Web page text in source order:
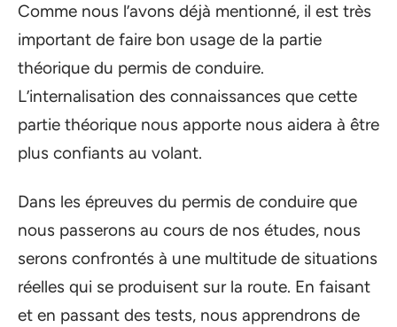
Comme nous l’avons déjà mentionné, il est très
important de faire bon usage de la partie
théorique du permis de conduire.
L’internalisation des connaissances que cette
partie théorique nous apporte nous aidera à être
plus confiants au volant.
Dans les épreuves du permis de conduire que
nous passerons au cours de nos études, nous
serons confrontés à une multitude de situations
réelles qui se produisent sur la route. En faisant
et en passant des tests, nous apprendrons de